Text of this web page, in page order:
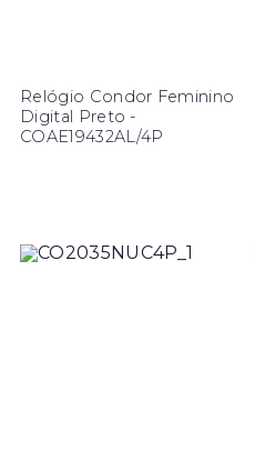
Relógio Condor Feminino
Digital Preto -
COAE19432AL/4P